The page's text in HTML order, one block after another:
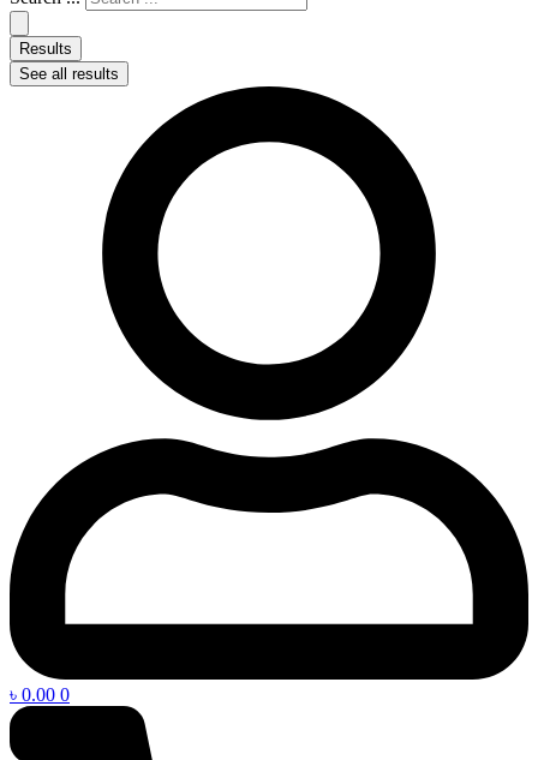
Results
See all results
৳ 0.00 0